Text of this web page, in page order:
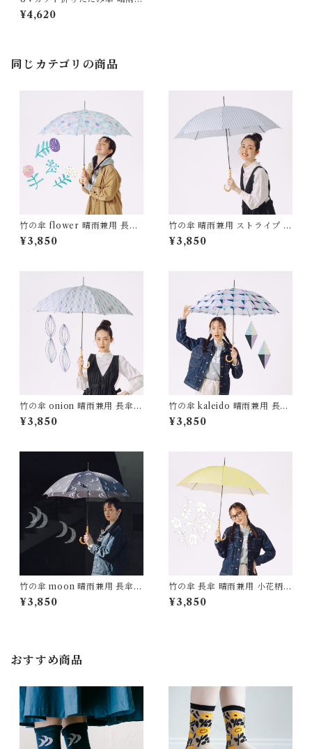
用 竹ハンドル インド サリ
ー 専用ケース付き 紫外線99.
¥4,620
同じカテゴリの商品
竹の傘 flower 晴雨兼用 長傘
ALCEDO
¥3,850
竹の傘 晴雨兼用 ストライプ 長
傘 ALCEDO
¥3,850
竹の傘 onion 晴雨兼用 長傘 A
LCEDO
¥3,850
竹の傘 kaleido 晴雨兼用 長傘
161006 ALCEDO
¥3,850
竹の傘 moon 晴雨兼用 長傘 A
LCEDO
¥3,850
竹の傘 長傘 晴雨兼用 小花柄 b
lowing flower ALCEDO
¥3,850
おすすめ商品